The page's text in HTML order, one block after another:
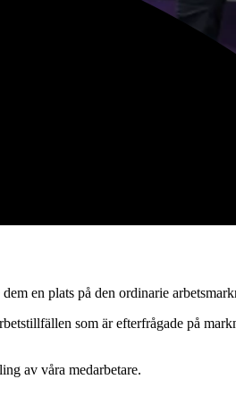
över och idag är vi Sveriges största
en plats på den ordinarie
som är efterfrågade på
av våra medarbetare.